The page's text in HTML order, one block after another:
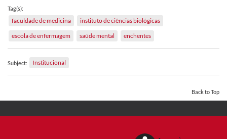
Tag(s):
faculdade de medicina
instituto de ciências biológicas
escola de enfermagem
saúde mental enchentes
Subject: Institucional
Back to Top